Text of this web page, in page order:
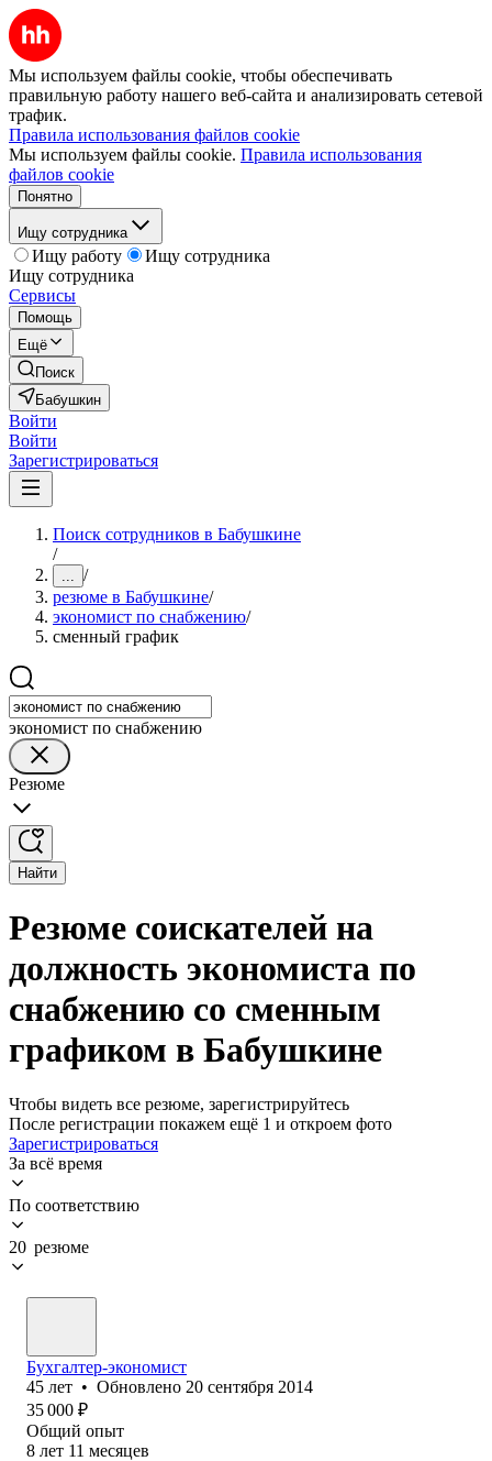
Мы используем файлы cookie, чтобы обеспечивать
правильную работу нашего веб-сайта и анализировать сетевой
трафик.
Правила использования файлов cookie
Мы используем файлы cookie. Правила использования
файлов cookie
Понятно
Ищу сотрудника
Ищу работу
Ищу сотрудника
Ищу сотрудника
Сервисы
Помощь
Ещё
Поиск
Бабушкин
Войти
Войти
Зарегистрироваться
Поиск сотрудников в Бабушкине
/
... /
резюме в Бабушкине/
экономист по снабжению/
сменный график
экономист по снабжению
Резюме
Найти
Резюме соискателей на
должность экономиста по
снабжению со сменным
графиком в Бабушкине
Чтобы видеть все резюме, зарегистрируйтесь
После регистрации покажем ещё 1 и откроем фото
Зарегистрироваться
За всё время
По соответствию
20 резюме
Бухгалтер-экономист
45 лет • Обновлено 20 сентября 2014
35 000 ₽
Общий опыт
8 лет 11 месяцев